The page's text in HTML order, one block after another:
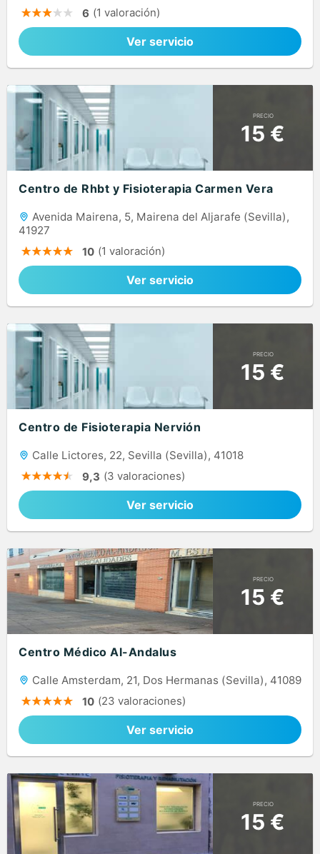
6 (1 valoración)
Ver servicio
PRECIO
15 €
Centro de Rhbt y Fisioterapia Carmen Vera
Avenida Mairena, 5, Mairena del Aljarafe (Sevilla),
41927
10 (1 valoración)
Ver servicio
PRECIO
15 €
Centro de Fisioterapia Nervión
Calle Lictores, 22, Sevilla (Sevilla), 41018
9,3 (3 valoraciones)
Ver servicio
PRECIO
15 €
Centro Médico Al-Andalus
Calle Amsterdam, 21, Dos Hermanas (Sevilla), 41089
10 (23 valoraciones)
Ver servicio
PRECIO
15 €